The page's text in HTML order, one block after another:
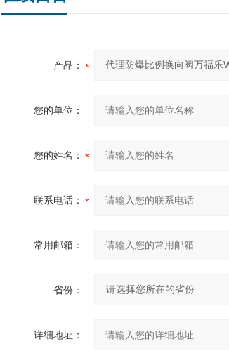
产品：
您的单位：
您的姓名：
联系电话：
常用邮箱：
省份：
详细地址：